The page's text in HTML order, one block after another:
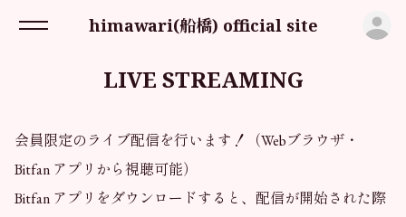
himawari(船橋) official site
LIVE STREAMING
会員限定のライブ配信を行います！（Webブラウザ・
Bitfan アプリから視聴可能）
Bitfan アプリをダウンロードすると、配信が開始された際